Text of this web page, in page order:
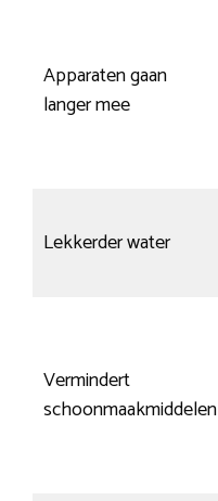
Apparaten gaan
langer mee
Lekkerder water
Vermindert
schoonmaakmiddelen